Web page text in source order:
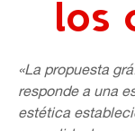
los
«La propuesta
responde a una
estética